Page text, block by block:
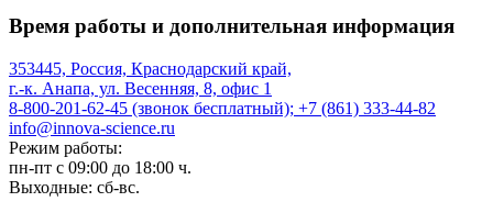
Время работы и дополнительная информация
353445, Россия, Краснодарский край,
г.-к. Анапа, ул. Весенняя, 8, офис 1
8-800-201-62-45 (звонок бесплатный); +7 (861) 333-44-82
info@innova-science.ru
Режим работы:
пн-пт с 09:00 до 18:00 ч.
Выходные: сб-вс.